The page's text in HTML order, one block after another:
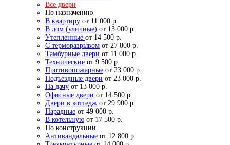
Все двери
По назначению
В квартиру от 11 000 р.
В дом (уличные) от 13 000 р.
Утепленные от 14 500 р.
С терморазрывом от 27 800 р.
Тамбурные двери от 11 000 р.
Технические от 9 500 р.
Противопожарные от 23 000 р.
Подъездные двери от 23 000 р.
На дачу от 13 000 р.
Офисные двери от 14 500 р.
Двери в коттедж от 29 900 р.
Парадные от 49 000 р.
В котельную от 17 500 р.
По конструкции
Антивандальные от 12 800 р.